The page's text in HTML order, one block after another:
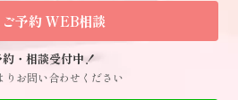
ご予約 WEB相談
約・相談受付中！
りお問い合わせください